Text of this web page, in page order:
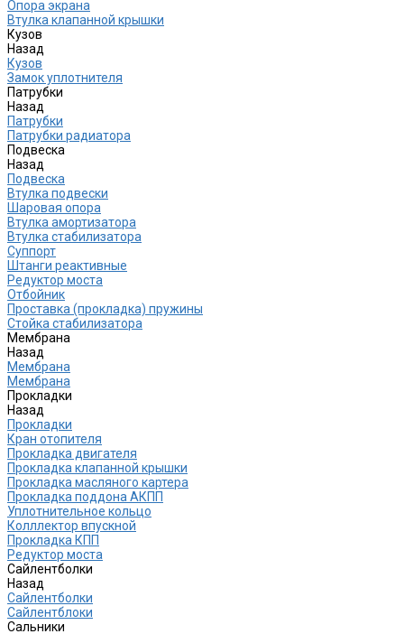
Опора экрана
Втулка клапанной крышки
Кузов
Назад
Кузов
Замок уплотнителя
Патрубки
Назад
Патрубки
Патрубки радиатора
Подвеска
Назад
Подвеска
Втулка подвески
Шаровая опора
Втулка амортизатора
Втулка стабилизатора
Cуппорт
Штанги реактивные
Редуктор моста
Отбойник
Проставка (прокладка) пружины
Стойка стабилизатора
Мембрана
Назад
Мембрана
Мембрана
Прокладки
Назад
Прокладки
Кран отопителя
Прокладка двигателя
Прокладка клапанной крышки
Прокладка масляного картера
Прокладка поддона АКПП
Уплотнительное кольцо
Колллектор впускной
Прокладка КПП
Редуктор моста
Сайлентболки
Назад
Сайлентболки
Сайлентблоки
Сальники